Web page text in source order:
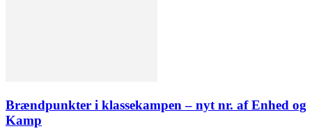
Brændpunkter i klassekampen – nyt nr. af Enhed og
Kamp